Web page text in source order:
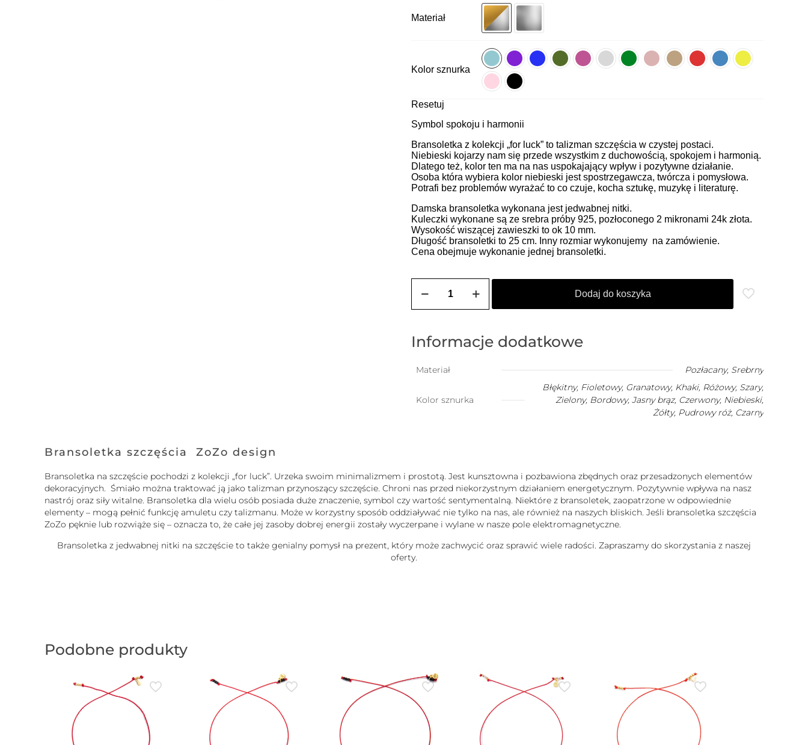
Materiał
Kolor sznurka
Resetuj
Symbol spokoju i harmonii
Bransoletka z kolekcji „for luck” to talizman szczęścia w czystej postaci.
Niebieski kojarzy nam się przede wszystkim z duchowością, spokojem i harmonią.
Dlatego też, kolor ten ma na nas uspokajający wpływ i pozytywne działanie.
Osoba która wybiera kolor niebieski jest spostrzegawcza, twórcza i pomysłowa.
Potrafi bez problemów wyrażać to co czuje, kocha sztukę, muzykę i literaturę.
Damska bransoletka wykonana jest jedwabnej nitki.
Kuleczki wykonane są ze srebra próby 925, pozłoconego 2 mikronami 24k złota.
Wysokość wiszącej zawieszki to ok 10 mm.
Długość bransoletki to 25 cm. Inny rozmiar wykonujemy na zamówienie.
Cena obejmuje wykonanie jednej bransoletki.
ZOZO
damska
na
Dodaj do koszyka
Informacje dodatkowe
Materiał Pozłacany, Srebrny
Kolor sznurka
Błękitny, Fioletowy, Granatowy, Khaki, Różowy, Szary,
Zielony, Bordowy, Jasny brąz, Czerwony, Niebieski,
Żółty, Pudrowy róż, Czarny
Bransoletka szczęścia ZoZo design
Bransoletka na szczęście pochodzi z kolekcji „for luck”. Urzeka swoim minimalizmem i prostotą. Jest kunsztowna i pozbawiona zbędnych oraz przesadzonych elementów
dekoracyjnych. Śmiało można traktować ją jako talizman przynoszący szczęście. Chroni nas przed niekorzystnym działaniem energetycznym. Pozytywnie wpływa na nasz
nastrój oraz siły witalne. Bransoletka dla wielu osób posiada duże znaczenie, symbol czy wartość sentymentalną. Niektóre z bransoletek, zaopatrzone w odpowiednie
elementy – mogą pełnić funkcję amuletu czy talizmanu. Może w korzystny sposób oddziaływać nie tylko na nas, ale również na naszych bliskich. Jeśli bransoletka szczęścia
ZoZo pęknie lub rozwiąże się – oznacza to, że całe jej zasoby dobrej energii zostały wyczerpane i wylane w nasze pole elektromagnetyczne.
Bransoletka z jedwabnej nitki na szczęście to także genialny pomysł na prezent, który może zachwycić oraz sprawić wiele radości. Zapraszamy do skorzystania z naszej
oferty.
Podobne produkty